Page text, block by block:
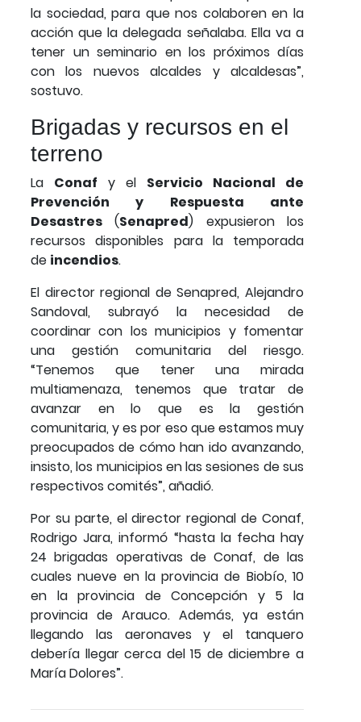
la sociedad, para que nos colaboren en la
acción que la delegada señalaba. Ella va a
tener un seminario en los próximos días
con los nuevos alcaldes y alcaldesas”,
sostuvo.
Brigadas y recursos en el
terreno
La Conaf y el Servicio Nacional de
Prevención y Respuesta ante
Desastres (Senapred) expusieron los
recursos disponibles para la temporada
de incendios.
El director regional de Senapred, Alejandro
Sandoval, subrayó la necesidad de
coordinar con los municipios y fomentar
una gestión comunitaria del riesgo.
“Tenemos que tener una mirada
multiamenaza, tenemos que tratar de
avanzar en lo que es la gestión
comunitaria, y es por eso que estamos muy
preocupados de cómo han ido avanzando,
insisto, los municipios en las sesiones de sus
respectivos comités”, añadió.
Por su parte, el director regional de Conaf,
Rodrigo Jara, informó “hasta la fecha hay
24 brigadas operativas de Conaf, de las
cuales nueve en la provincia de Biobío, 10
en la provincia de Concepción y 5 la
provincia de Arauco. Además, ya están
llegando las aeronaves y el tanquero
debería llegar cerca del 15 de diciembre a
María Dolores”.